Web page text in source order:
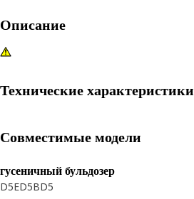
Описание
Технические характеристики
Совместимые модели
гусеничный бульдозер
D5ED5BD5